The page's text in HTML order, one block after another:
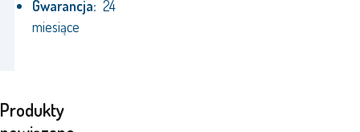
Gwarancja: 24
miesiące
Produkty